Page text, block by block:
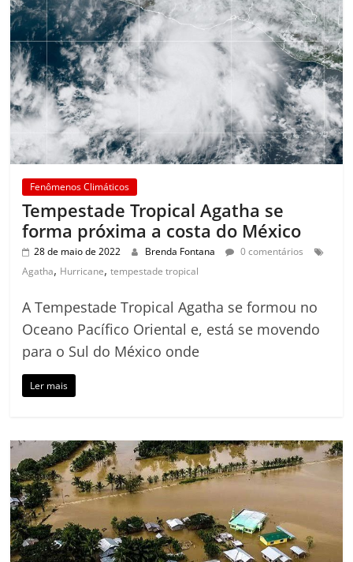
Fenômenos Climáticos
Tempestade Tropical Agatha se
forma próxima a costa do México
28 de maio de 2022 Brenda Fontana
0 comentários
Agatha, Hurricane,tempestade tropical
A Tempestade Tropical Agatha se formou no
Oceano Pacífico Oriental e, está se movendo
para o Sul do México onde
Ler mais